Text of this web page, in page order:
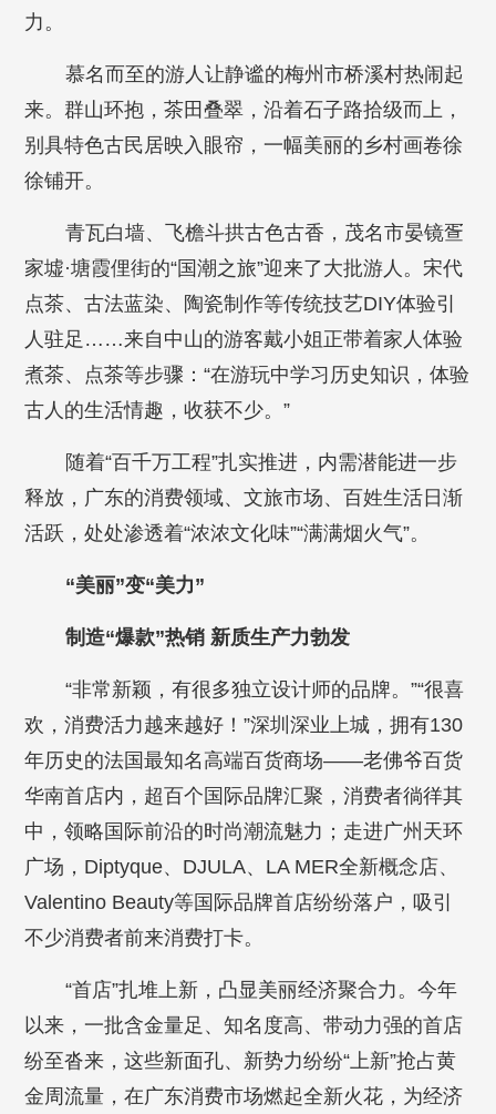
力。
慕名而至的游人让静谧的梅州市桥溪村热闹起
来。群山环抱，茶田叠翠，沿着石子路拾级而上，
别具特色古民居映入眼帘，一幅美丽的乡村画卷徐
徐铺开。
青瓦白墙、飞檐斗拱古色古香，茂名市晏镜疍
家墟·塘霞俚街的“国潮之旅”迎来了大批游人。宋代
点茶、古法蓝染、陶瓷制作等传统技艺DIY体验引
人驻足……来自中山的游客戴小姐正带着家人体验
煮茶、点茶等步骤：“在游玩中学习历史知识，体验
古人的生活情趣，收获不少。”
随着“百千万工程”扎实推进，内需潜能进一步
释放，广东的消费领域、文旅市场、百姓生活日渐
活跃，处处渗透着“浓浓文化味”“满满烟火气”。
“美丽”变“美力”
制造“爆款”热销 新质生产力勃发
“非常新颖，有很多独立设计师的品牌。”“很喜
欢，消费活力越来越好！”深圳深业上城，拥有130
年历史的法国最知名高端百货商场——老佛爷百货
华南首店内，超百个国际品牌汇聚，消费者徜徉其
中，领略国际前沿的时尚潮流魅力；走进广州天环
广场，Diptyque、DJULA、LA MER全新概念店、
Valentino Beauty等国际品牌首店纷纷落户，吸引
不少消费者前来消费打卡。
“首店”扎堆上新，凸显美丽经济聚合力。今年
以来，一批含金量足、知名度高、带动力强的首店
纷至沓来，这些新面孔、新势力纷纷“上新”抢占黄
金周流量，在广东消费市场燃起全新火花，为经济